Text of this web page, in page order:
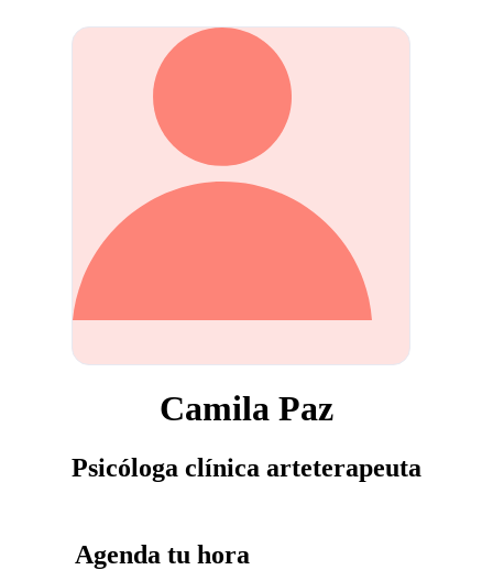
Camila Paz
Psicóloga clínica arteterapeuta
Agenda tu hora